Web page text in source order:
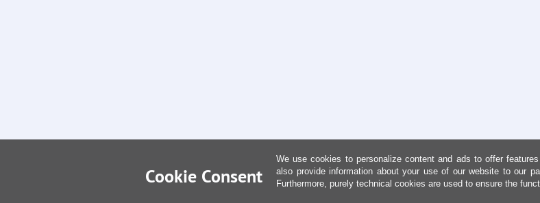
Cookie Consent
We use cookies to personalize content and ads to offer
also provide information about your use of our website to our
Furthermore, purely technical cookies are used to ensure the